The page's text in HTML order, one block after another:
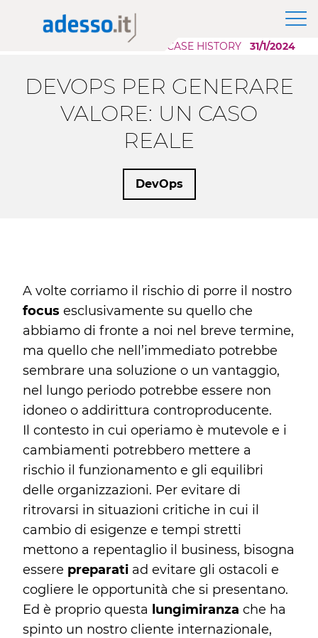
Il Gruppo adesso SE
Sponsorship
Modernizzazione Applicazioni
Sviluppo Applicazioni Low Code
Case History
CASE HISTORY 31/1/2024
DEVOPS PER GENERARE
VALORE: UN CASO
REALE
DevOps
A volte corriamo il rischio di porre il nostro
focus esclusivamente su quello che
abbiamo di fronte a noi nel breve termine,
ma quello che nell’immediato potrebbe
sembrare una soluzione o un vantaggio,
nel lungo periodo potrebbe essere non
idoneo o addirittura controproducente.
Il contesto in cui operiamo è mutevole e i
cambiamenti potrebbero mettere a
rischio il funzionamento e gli equilibri
delle organizzazioni. Per evitare di
ritrovarsi in situazioni critiche in cui il
cambio di esigenze e tempi stretti
mettono a repentaglio il business, bisogna
essere preparati ad evitare gli ostacoli e
cogliere le opportunità che si presentano.
Ed è proprio questa lungimiranza che ha
spinto un nostro cliente internazionale,